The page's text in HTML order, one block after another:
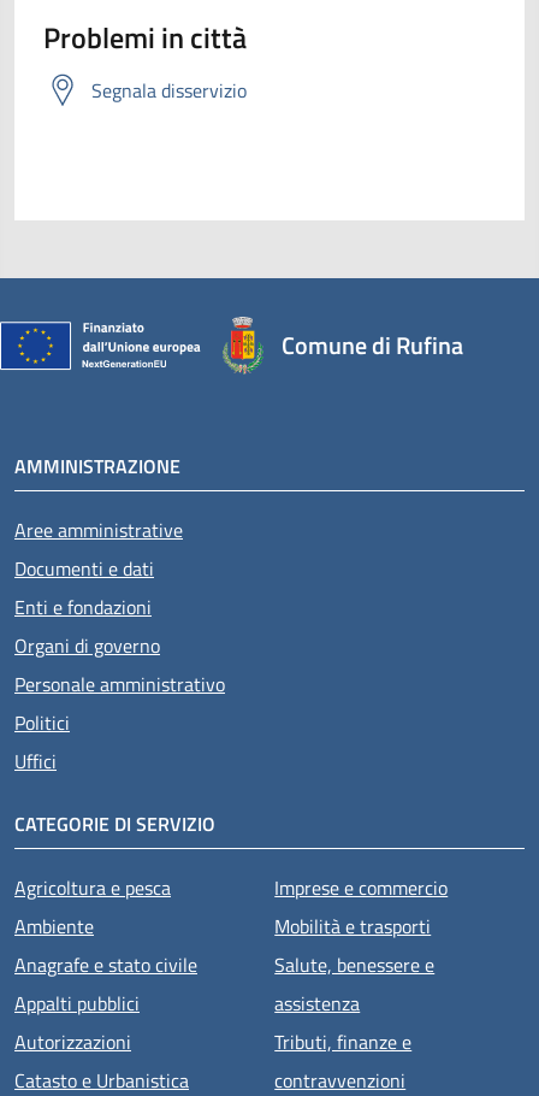
Problemi in città
Segnala disservizio
Comune di Rufina
AMMINISTRAZIONE
Aree amministrative
Documenti e dati
Enti e fondazioni
Organi di governo
Personale amministrativo
Politici
Uffici
CATEGORIE DI SERVIZIO
Agricoltura e pesca
Ambiente
Anagrafe e stato civile
Appalti pubblici
Autorizzazioni
Catasto e Urbanistica
Imprese e commercio
Mobilità e trasporti
Salute, benessere e
assistenza
Tributi, finanze e
contravvenzioni